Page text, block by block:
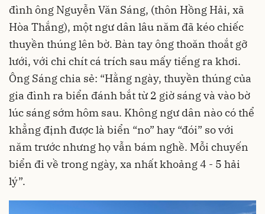
đình ông Nguyễn Văn Sáng, (thôn Hồng Hải, xã
Hòa Thắng), một ngư dân lâu năm đã kéo chiếc
thuyền thúng lên bờ. Bàn tay ông thoăn thoắt gỡ
lưới, với chi chít cá trích sau mấy tiếng ra khơi.
Ông Sáng chia sẻ: “Hằng ngày, thuyền thúng của
gia đình ra biển đánh bắt từ 2 giờ sáng và vào bờ
lúc sáng sớm hôm sau. Không ngư dân nào có thể
khẳng định được là biển “no” hay “đói” so với
năm trước nhưng họ vẫn bám nghề. Mỗi chuyến
biển đi về trong ngày, xa nhất khoảng 4 - 5 hải
lý”.